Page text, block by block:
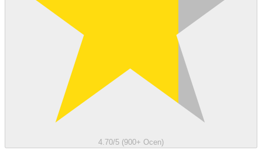
4.70/5 (900+ Ocen)